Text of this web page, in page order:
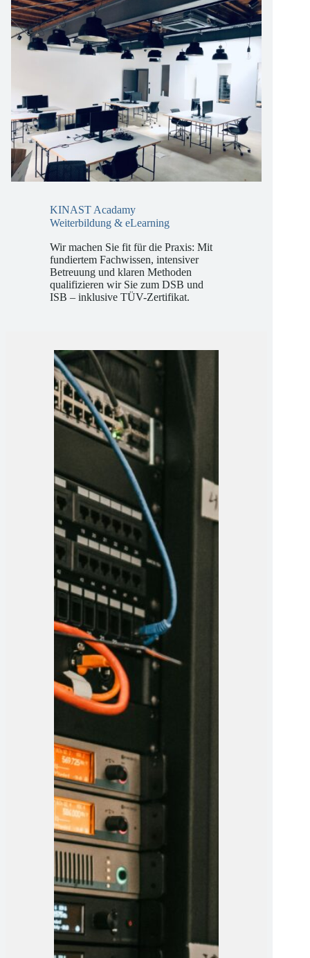
KINAST Acadamy
Wir machen Sie fit für die Praxis: Mit
fundiertem Fachwissen, intensiver
Betreuung und klaren Methoden
qualifizieren wir Sie zum DSB und